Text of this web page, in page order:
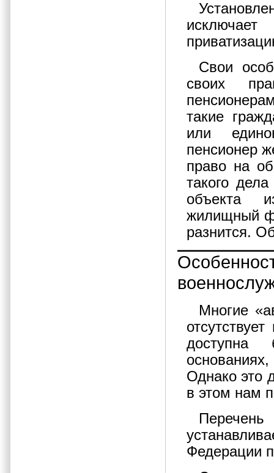
Свои
своих
такие
или
пенсионер
право на
такого
объекта
жилищный
разнится.
Многие
доступна
Однако это
в этом нам
Федерации